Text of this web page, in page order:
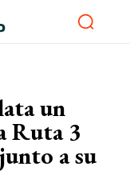
un
Ruta 3
a su